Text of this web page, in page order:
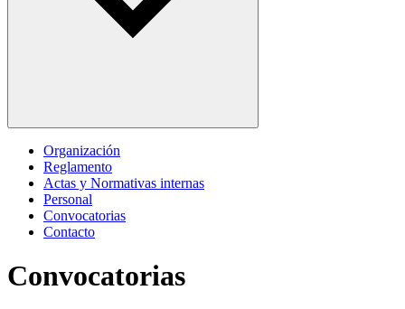
Organización
Reglamento
Actas y Normativas internas
Personal
Convocatorias
Contacto
Convocatorias